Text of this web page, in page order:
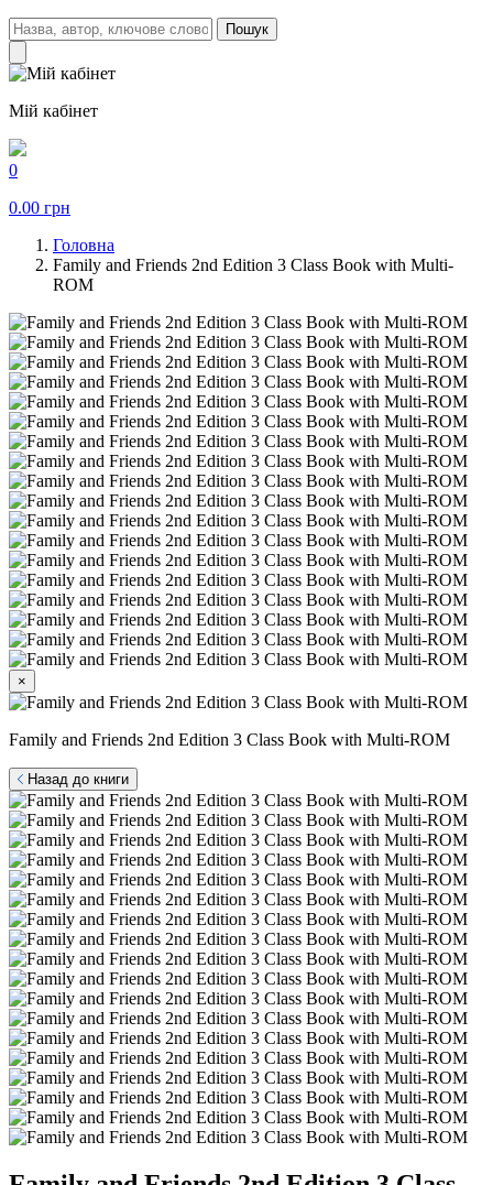
Пошук
Мій кабінет
0
0.00 грн
Головна
Family and Friends 2nd Edition 3 Class Book with Multi-
ROM
×
Family and Friends 2nd Edition 3 Class Book with Multi-ROM
Назад до книги